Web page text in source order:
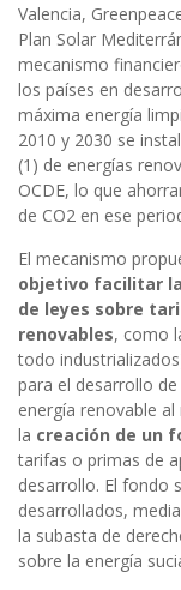
Valencia,
Plan Solar
mecanismo
los países en
máxima energía
2010 y 2030 se
(1) de energías
OCDE, lo que
de CO2 en ese
El mecanismo
objetivo facilitar
de leyes sobre
renovables, como
todo
para el desarrollo
energía renovable
la creación de un
tarifas o primas de
desarrollo. El fondo
desarrollados,
la subasta de
sobre la energía